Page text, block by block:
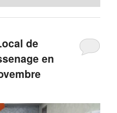
de
en